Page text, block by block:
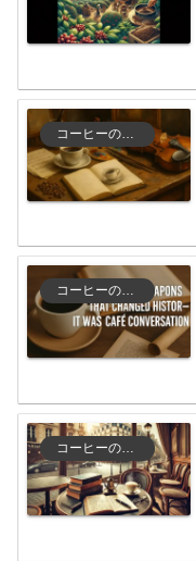
コーヒーの歴史と文化
コーヒーの歴史と文化